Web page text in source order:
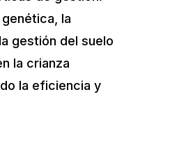
la
gestión del suelo
la crianza
la eficiencia y